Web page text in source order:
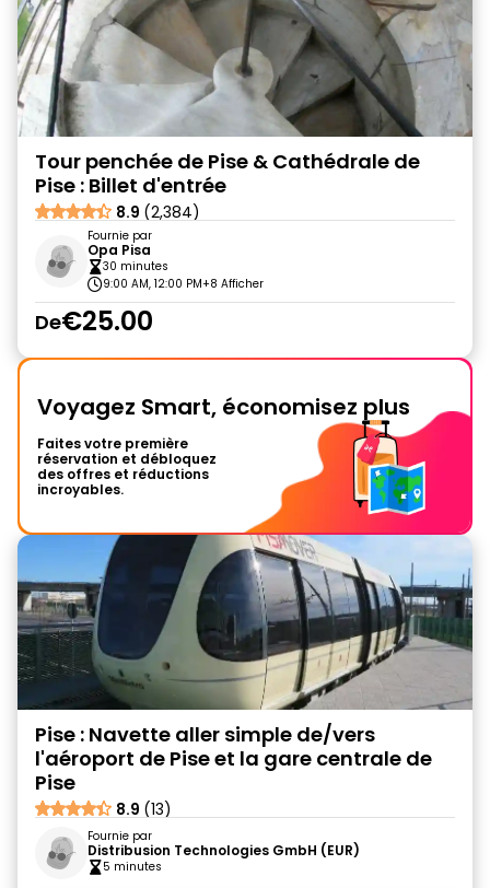
Tour penchée de Pise & Cathédrale de
Pise : Billet d'entrée
8.9 (2,384)
Fournie par
Opa Pisa
30 minutes
9:00 AM, 12:00 PM+8 Afficher
De€25.00
Voyagez Smart, économisez plus
Faites votre première
réservation et débloquez
des offres et réductions
incroyables.
Pise : Navette aller simple de/vers
l'aéroport de Pise et la gare centrale de
Pise
8.9 (13)
Fournie par
Distribusion Technologies GmbH (EUR)
5 minutes